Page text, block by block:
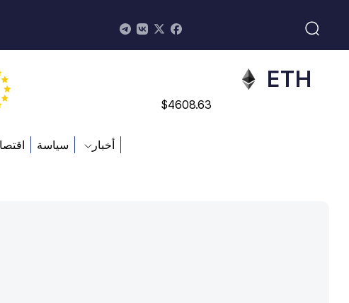
ADA
$0.868816
ETH
$4608.63
أخبار سياسة